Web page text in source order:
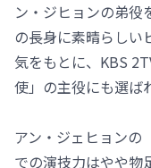
ン・ジヒョンの弟役
の長身に素晴らしい
気をもとに、KBS
使」の主役にも選ば
アン・ジェヒョンの
での演技力はやや物